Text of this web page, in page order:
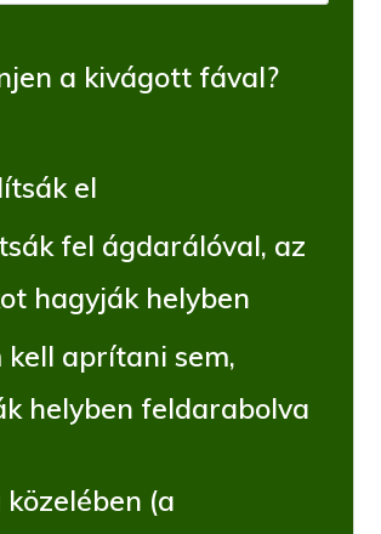
a kivágott fával?
el
fel ágdarálóval, az
hagyják helyben
kell aprítani sem,
helyben feldarabolva
(a